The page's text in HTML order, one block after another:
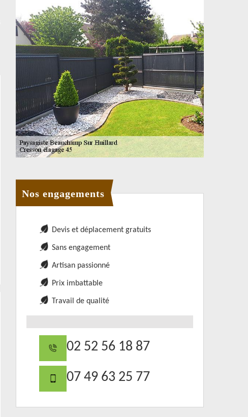
Nos engagements
Devis et déplacement gratuits
Sans engagement
Artisan passionné
Prix imbattable
Travail de qualité
02 52 56 18 87
07 49 63 25 77